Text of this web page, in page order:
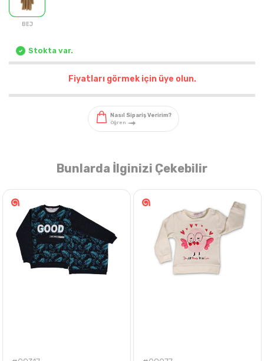
BEJ
Stokta var.
Fiyatları görmek için üye olun.
Nasıl Sipariş Veririm?
Bunlarda İlginizi Çekebilir